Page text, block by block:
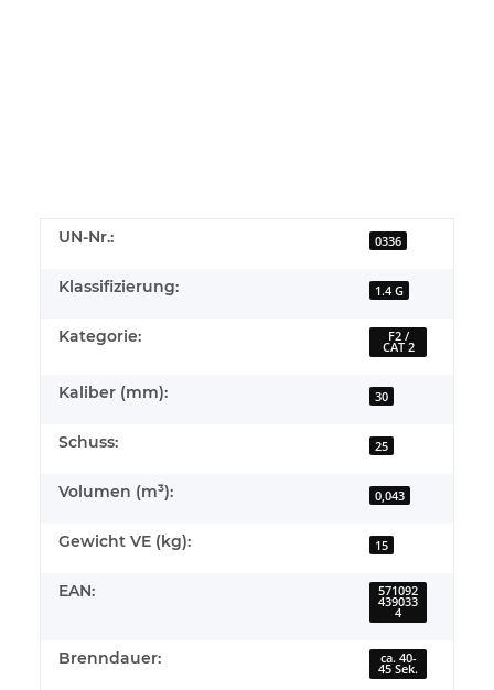
UN-Nr.: 0336
Klassifizierung: 1.4 G
Kategorie: F2 /
CAT 2
Kaliber (mm): 30
Schuss: 25
Volumen (m³): 0,043
Gewicht VE (kg): 15
EAN: 571092
439033
4
Brenndauer: ca. 40-
45 Sek.